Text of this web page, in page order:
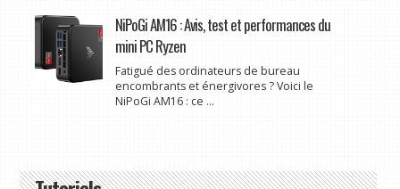
NiPoGi AM16 : Avis, test et performances du
mini PC Ryzen
Fatigué des ordinateurs de bureau
encombrants et énergivores ? Voici le
NiPoGi AM16 : ce ...